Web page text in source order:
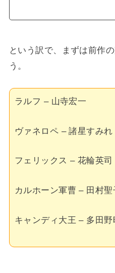
という訳で、まずは前作
う。
ラルフ – 山寺宏一
ヴァネロペ – 諸星すみれ
フェリックス – 花輪英司
カルホーン軍曹 – 田村聖
キャンディ大王 – 多田野